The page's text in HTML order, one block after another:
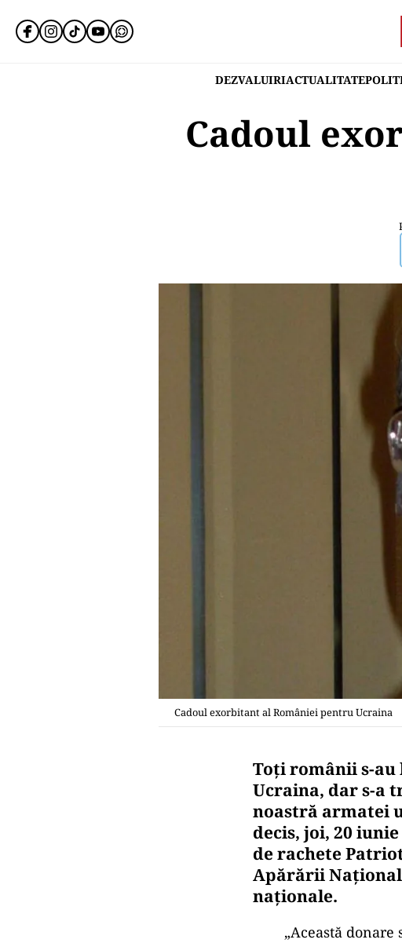
DEZVALUIRIACTUALITATE
Cadoul
Cadoul exorbitant al României pentru Ucraina
Toți românii s-au
Ucraina, dar s-a
noastră armatei
decis, joi, 20
de rachete
Apărării
naționale.
„Această